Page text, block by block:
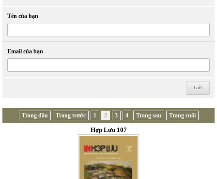
Tên của bạn
Email của bạn
Trang đầu Trang trước 1 2 3 4 Trang sau Trang cuối
Hợp Lưu 107